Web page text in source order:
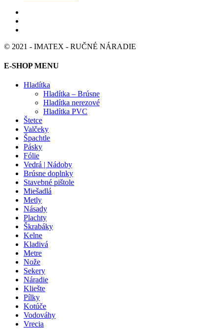
© 2021 - IMATEX - RUČNÉ NÁRADIE
E-SHOP MENU
Hladítka
Hladítka – Brúsne
Hladítka nerezové
Hladítka PVC
Štetce
Valčeky
Špachtle
Pásky
Fólie
Vedrá | Nádoby
Brúsne doplnky
Stavebné pištole
Miešadlá
Metly
Násady
Plachty
Škrabáky
Kelne
Kladivá
Metre
Nože
Sekery
Náradie
Kliešte
Pílky
Kotúče
Vodováhy
Vrecia